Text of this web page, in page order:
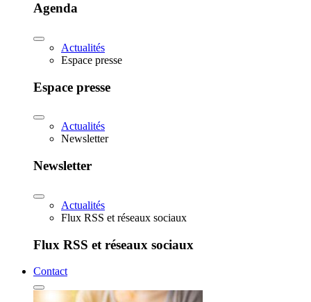
Agenda
Actualités
Espace presse
Espace presse
Actualités
Newsletter
Newsletter
Actualités
Flux RSS et réseaux sociaux
Flux RSS et réseaux sociaux
Contact